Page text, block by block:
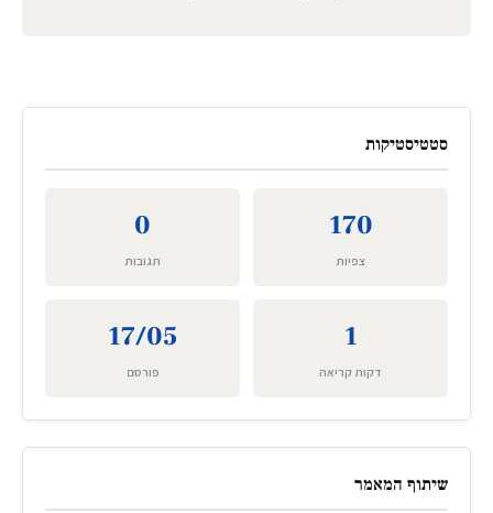
סטטיסטיקות
170
צפיות
0
תגובות
1
דקות קריאה
17/05
פורסם
שיתוף המאמר